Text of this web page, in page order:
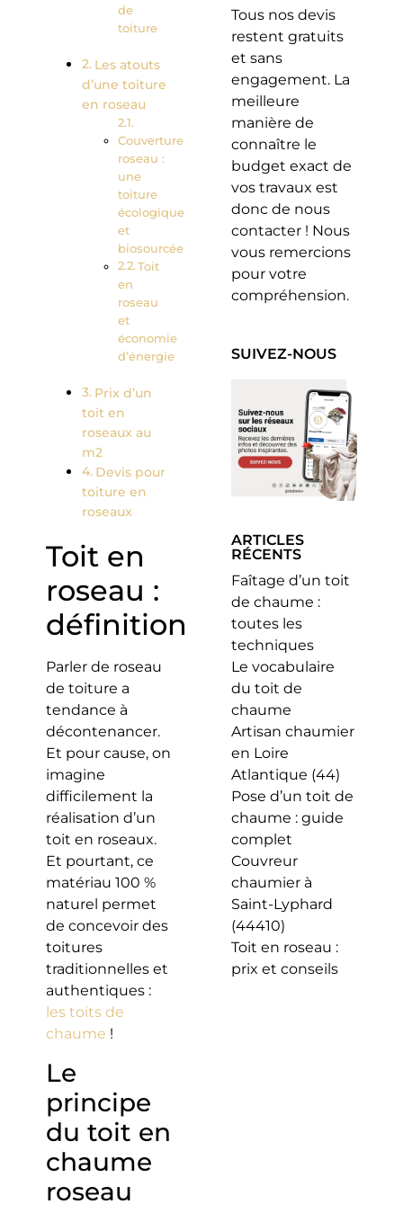
de
toiture
Les atouts
d’une toiture
en roseau
Couverture
roseau :
une
toiture
écologique
et
biosourcée
Toit
en
roseau
et
économie
d’énergie
Prix d’un
toit en
roseaux au
m2
Devis pour
toiture en
roseaux
Toit en
roseau :
définition
Parler de roseau
de toiture a
tendance à
décontenancer.
Et pour cause, on
imagine
difficilement la
réalisation d’un
toit en roseaux.
Et pourtant, ce
matériau 100 %
naturel permet
de concevoir des
toitures
traditionnelles et
authentiques :
les toits de
chaume !
Le
principe
du toit en
chaume
roseau
Tous nos devis
restent gratuits
et sans
engagement. La
meilleure
manière de
connaître le
budget exact de
vos travaux est
donc de nous
contacter ! Nous
vous remercions
pour votre
compréhension.
SUIVEZ-NOUS
ARTICLES
RÉCENTS
Faîtage d’un toit
de chaume :
toutes les
techniques
Le vocabulaire
du toit de
chaume
Artisan chaumier
en Loire
Atlantique (44)
Pose d’un toit de
chaume : guide
complet
Couvreur
chaumier à
Saint-Lyphard
(44410)
Toit en roseau :
prix et conseils